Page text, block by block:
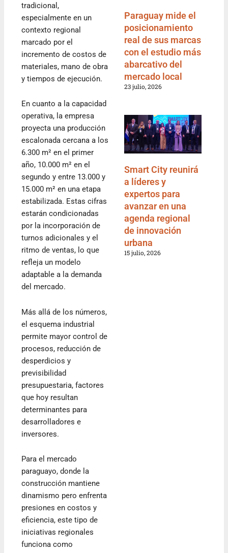
tradicional,
especialmente en un
contexto regional
marcado por el
incremento de costos de
materiales, mano de obra
y tiempos de ejecución.
En cuanto a la capacidad
operativa, la empresa
proyecta una producción
escalonada cercana a los
6.300 m² en el primer
año, 10.000 m² en el
segundo y entre 13.000 y
15.000 m² en una etapa
estabilizada. Estas cifras
estarán condicionadas
por la incorporación de
turnos adicionales y el
ritmo de ventas, lo que
refleja un modelo
adaptable a la demanda
del mercado.
Más allá de los números,
el esquema industrial
permite mayor control de
procesos, reducción de
desperdicios y
previsibilidad
presupuestaria, factores
que hoy resultan
determinantes para
desarrolladores e
inversores.
Para el mercado
paraguayo, donde la
construcción mantiene
dinamismo pero enfrenta
presiones en costos y
eficiencia, este tipo de
iniciativas regionales
funciona como
Paraguay mide el
posicionamiento
real de sus marcas
con el estudio más
abarcativo del
mercado local
23 julio, 2026
Smart City reunirá
a líderes y
expertos para
avanzar en una
agenda regional
de innovación
urbana
15 julio, 2026